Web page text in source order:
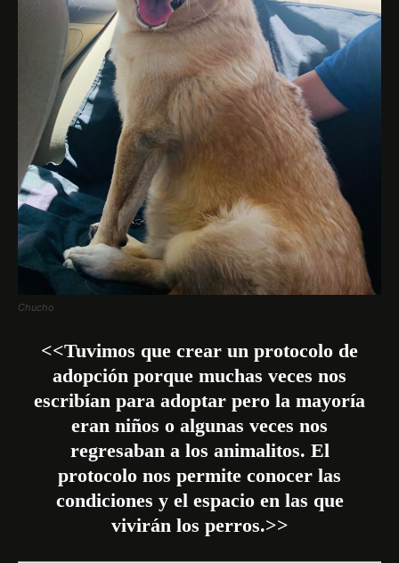
Chucho
<<Tuvimos que crear un protocolo de
adopción porque muchas veces nos
escribían para adoptar pero la mayoría
eran niños o algunas veces nos
regresaban a los animalitos. El
protocolo nos permite conocer las
condiciones y el espacio en las que
vivirán los perros.>>